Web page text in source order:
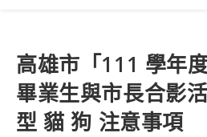
高雄市「111 學年
畢業生與市長合影
型 貓 狗 注意事項